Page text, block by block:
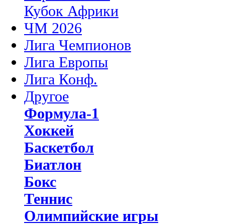
Кубок Африки
ЧМ 2026
Лига Чемпионов
Лига Европы
Лига Конф.
Другое
Формула-1
Хоккей
Баскетбол
Биатлон
Бокс
Теннис
Олимпийские игры